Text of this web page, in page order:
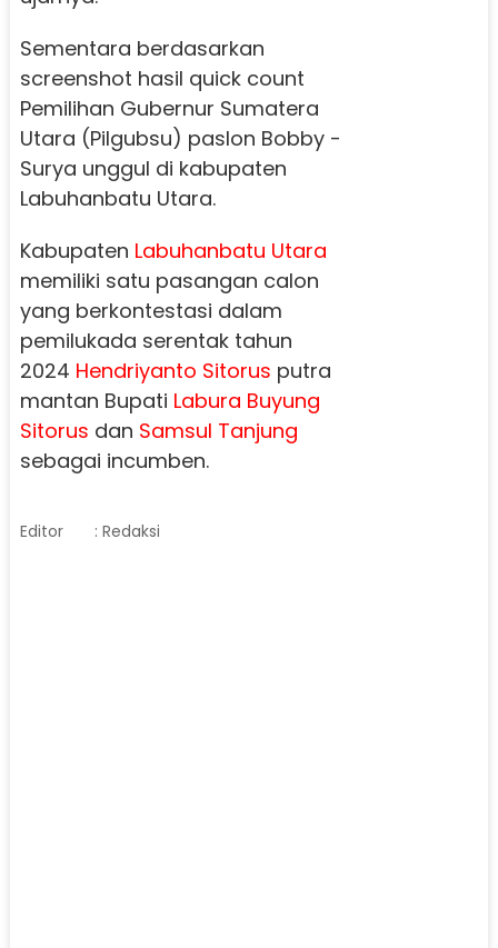
Sementara berdasarkan
screenshot hasil quick count
Pemilihan Gubernur Sumatera
Utara (Pilgubsu) paslon Bobby -
Surya unggul di kabupaten
Labuhanbatu Utara.
Kabupaten Labuhanbatu Utara
memiliki satu pasangan calon
yang berkontestasi dalam
pemilukada serentak tahun
2024 Hendriyanto Sitorus putra
mantan Bupati Labura Buyung
Sitorus dan Samsul Tanjung
sebagai incumben.
Editor : Redaksi